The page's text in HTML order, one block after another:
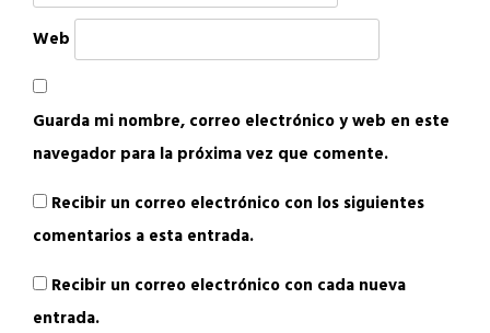
Web
Guarda mi nombre, correo electrónico y web en este
navegador para la próxima vez que comente.
Recibir un correo electrónico con los siguientes
comentarios a esta entrada.
Recibir un correo electrónico con cada nueva
entrada.